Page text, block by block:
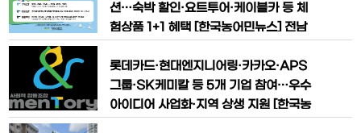
계(Getbol, Korean
산업 혁신 거점 조성, 전복 가두리 감축 사
업, 국도 27호선 완도~고흥 해안 관광도
국회의 적극적인 지원을 요청했다. 완도군
은 25일 완도군청에서
션…숙박 할인·요트투어·케이블카 등 체
험상품 1+1 혜택 [한국농어민뉴스] 전남
광객 유치와 체류형 관광 활성화를 위해
관광 플랫폼을 새롭게 개편하고 대규모 숙
박 할인과 체험상품 1+1 이벤트를 실시한
롯데카드·현대엔지니어링·카카오·APS
그룹·SK케미칼 등 5개 기업 참여…우수
아이디어 사업화·지역 상생 지원 [한국농